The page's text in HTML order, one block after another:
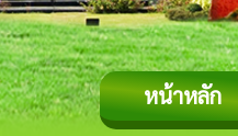
หน้าหลัก